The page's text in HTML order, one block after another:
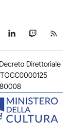
Telegram
su TikTok
Seguici su
Seguici
Direttoriale